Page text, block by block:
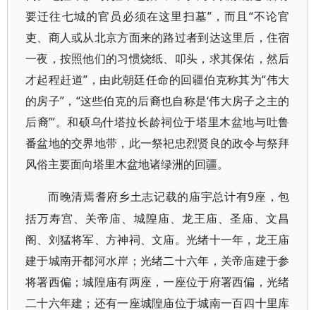
要迁往七城的官员必须在这里扫墓”，而且“不论官
吏、商人或从北京方面来的路过者到达这里后，住宿
一夜，按照他们的习惯烧纸、叩头，求其保佑，然后
才起程赶道”，由此朝廷任命的回疆伯克称其为“伟大
的房子”，“这些伯克的后裔也自称是‘伟大房子之主的
后裔’”。和硕乌什塔拉长龄祠位于塔里木盆地与吐鲁
番盆地的交界地带，此一祭祀忠烈贤良的政令与祭拜
风俗主要面向塔里木盆地诸绿洲的回疆。
而晚清焉耆府乡土志记载的庙宇总计有9座，包
括万寿宫、关帝庙、城隍庙、龙王庙、圣庙、文昌
阁、刘猛将军、方神祠、文庙。光绪十一年，龙王庙
建于城南开都河水岸；光绪二十六年，关帝庙建于参
将署西偏；城隍庙有两座，一座位于府署西偏，光绪
二十六年建；还有一座城隍庙位于城南一百四十里库